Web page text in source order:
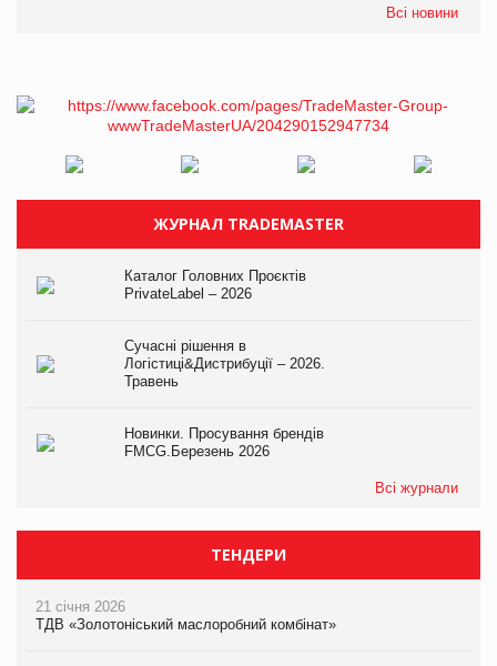
Всі новини
ЖУРНАЛ TRADEMASTER
Каталог Головних Проєктів
PrivateLabel – 2026
Сучасні рішення в
Логістиці&Дистрибуції – 2026.
Травень
Новинки. Просування брендів
FMCG.Березень 2026
Всі журнали
ТЕНДЕРИ
21 січня 2026
ТДВ «Золотоніський маслоробний комбінат»